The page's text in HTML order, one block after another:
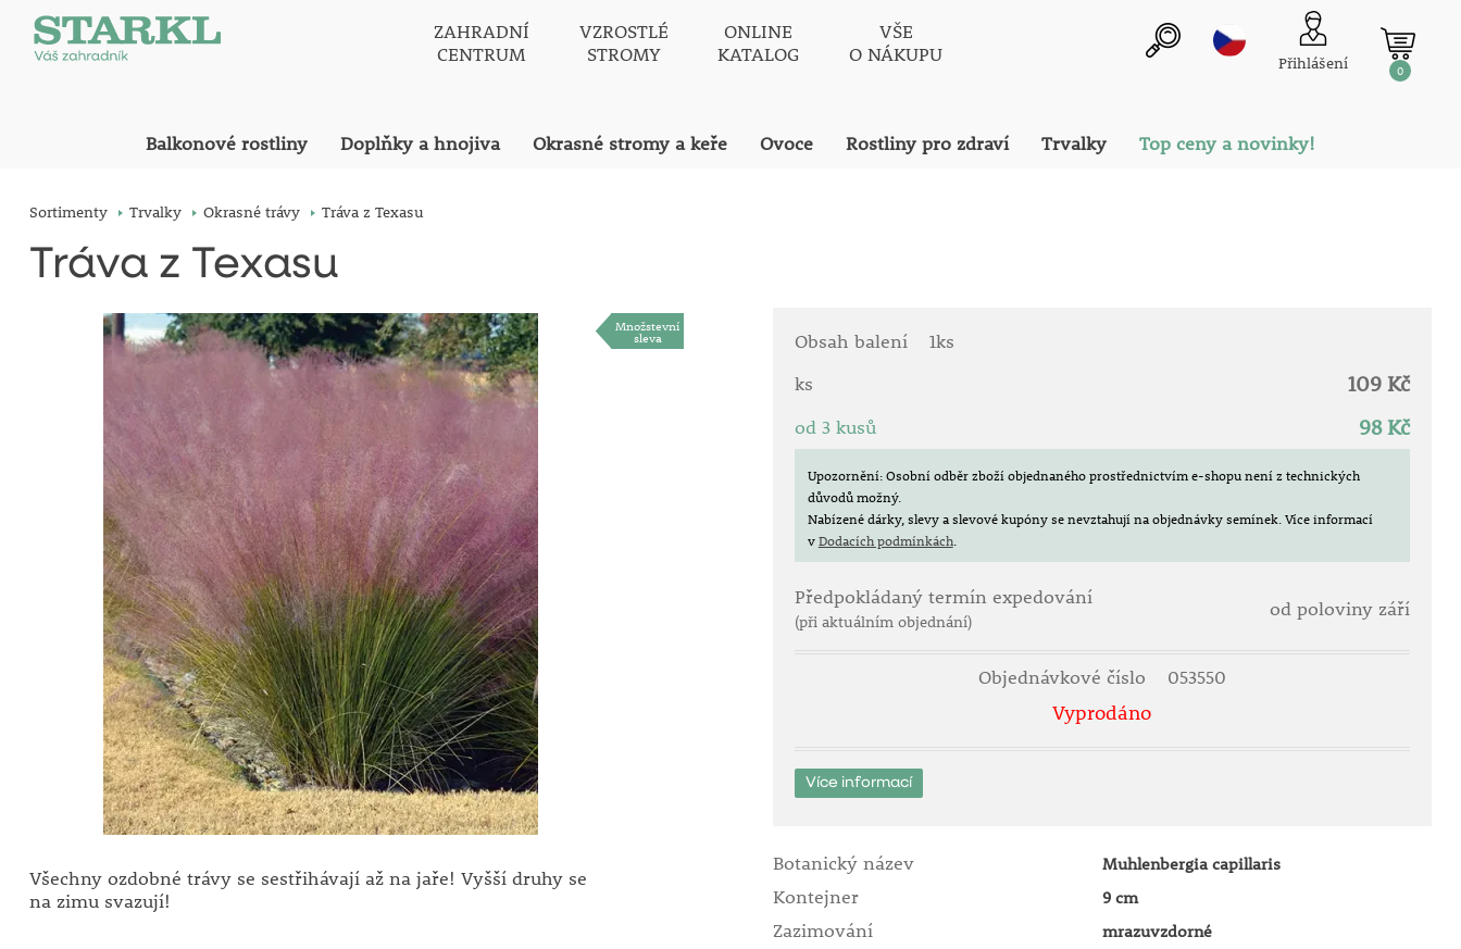
ZAHRADNÍ
CENTRUM
VZROSTLÉ
STROMY
ONLINE
KATALOG
VŠE
O NÁKUPU
Přihlášení 0
Balkonové rostliny Doplňky a hnojiva Okrasné stromy a keře Ovoce Rostliny pro zdraví Trvalky Top ceny a novinky!
Sortimenty Trvalky Okrasné trávy Tráva z Texasu
Tráva z Texasu
Množstevní
sleva
Všechny ozdobné trávy se sestřihávají až na jaře! Vyšší druhy se
na zimu svazují!
Obsah balení
1ks
ks
109 Kč
od 3 kusů 98 Kč
Upozornění: Osobní odběr zboží objednaného prostřednictvím e-shopu není z technických
důvodů možný.
Nabízené dárky, slevy a slevové kupóny se nevztahují na objednávky semínek. Více informací
vDodacích podmínkách.
Předpokládaný termín expedování
(při aktuálním objednání)
od poloviny září
Objednávkové číslo 053550
Vyprodáno
Více informací
Botanický název Muhlenbergia capillaris
Kontejner 9 cm
Zazimování mrazuvzdorné